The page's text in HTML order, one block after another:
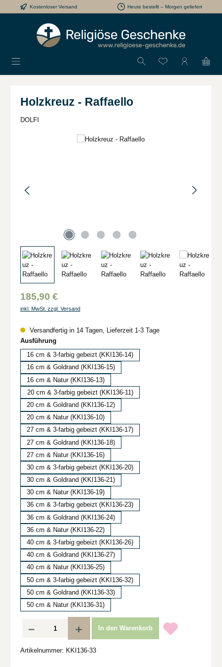
Zum Hauptinhalt springen
Kostenloser Versand Heute bestellt – Morgen geliefert
Du hast 0
Holzkreuz - Raffaello
DOLFI
Bildergalerie überspringen
185,90 €
inkl. MwSt. zzgl. Versand
Versandfertig in 14 Tagen, Lieferzeit 1-3 Tage
Ausführung
16 cm & 3-farbig gebeizt (KKI136-14)
16 cm & Goldrand (KKI136-15)
16 cm & Natur (KKI136-13)
20 cm & 3-farbig gebeizt (KKI136-11)
20 cm & Goldrand (KKI136-12)
20 cm & Natur (KKI136-10)
27 cm & 3-farbig gebeizt (KKI136-17)
27 cm & Goldrand (KKI136-18)
27 cm & Natur (KKI136-16)
30 cm & 3-farbig gebeizt (KKI136-20)
30 cm & Goldrand (KKI136-21)
30 cm & Natur (KKI136-19)
36 cm & 3-farbig gebeizt (KKI136-23)
36 cm & Goldrand (KKI136-24)
36 cm & Natur (KKI136-22)
40 cm & 3-farbig gebeizt (KKI136-26)
40 cm & Goldrand (KKI136-27)
40 cm & Natur (KKI136-25)
50 cm & 3-farbig gebeizt (KKI136-32)
50 cm & Goldrand (KKI136-33)
50 cm & Natur (KKI136-31)
Produkt Anzahl: Gib den gewünschten Wert ein oder benutze die Schaltflächen
In den Warenkorb
Artikelnummer: KKI136-33